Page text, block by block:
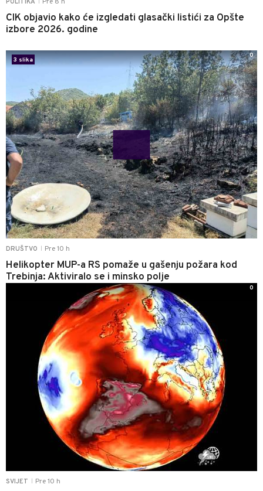
POLITIKA
CIK objavio kako će izgledati glasački listići za Opšte
izbore 2026. godine
DRUŠTVO Pre 10 h
Helikopter MUP-a RS pomaže u gašenju požara kod
Trebinja: Aktiviralo se i minsko polje
3 slika
0
SVIJET Pre 10 h
0